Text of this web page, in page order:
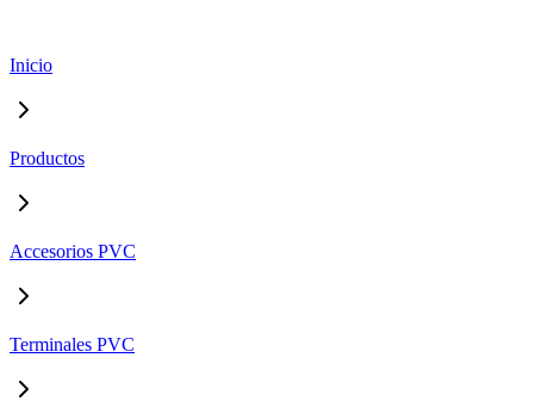
Inicio
Productos
Accesorios PVC
Terminales PVC